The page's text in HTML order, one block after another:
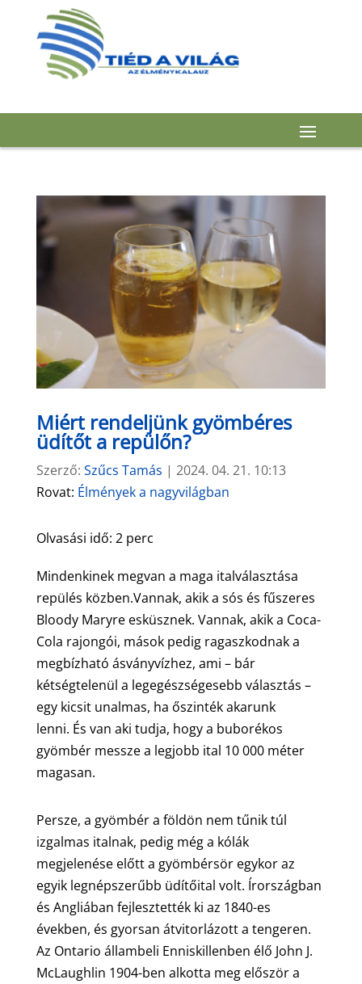
Miért rendeljünk gyömbéres
üdítőt a repülőn?
Szerző: Szűcs Tamás | 2024. 04. 21. 10:13
Rovat: Élmények a nagyvilágban
Olvasási idő: 2 perc
Mindenkinek megvan a maga italválasztása
repülés közben.Vannak, akik a sós és fűszeres
Bloody Maryre esküsznek. Vannak, akik a Coca-
Cola rajongói, mások pedig ragaszkodnak a
megbízható ásványvízhez, ami – bár
kétségtelenül a legegészségesebb választás –
egy kicsit unalmas, ha őszinték akarunk
lenni. És van aki tudja, hogy a buborékos
gyömbér messze a legjobb ital 10 000 méter
magasan.
Persze, a gyömbér a földön nem tűnik túl
izgalmas italnak, pedig még a kólák
megjelenése előtt a gyömbérsör egykor az
egyik legnépszerűbb üdítőital volt. Írországban
és Angliában fejlesztették ki az 1840-es
években, és gyorsan átvitorlázott a tengeren.
Az Ontario állambeli Enniskillenben élő John J.
McLaughlin 1904-ben alkotta meg először a